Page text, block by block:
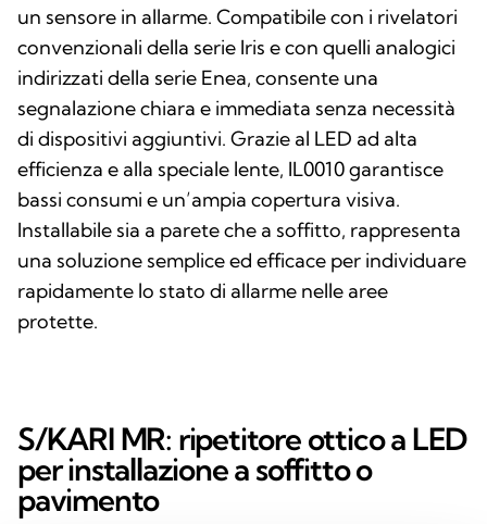
un sensore in allarme. Compatibile con i rivelatori
convenzionali della serie Iris e con quelli analogici
indirizzati della serie Enea, consente una
segnalazione chiara e immediata senza necessità
di dispositivi aggiuntivi. Grazie al LED ad alta
efficienza e alla speciale lente, IL0010 garantisce
bassi consumi e un’ampia copertura visiva.
Installabile sia a parete che a soffitto, rappresenta
una soluzione semplice ed efficace per individuare
rapidamente lo stato di allarme nelle aree
protette.
S/KARI MR: ripetitore ottico a LED
per installazione a soffitto o
pavimento